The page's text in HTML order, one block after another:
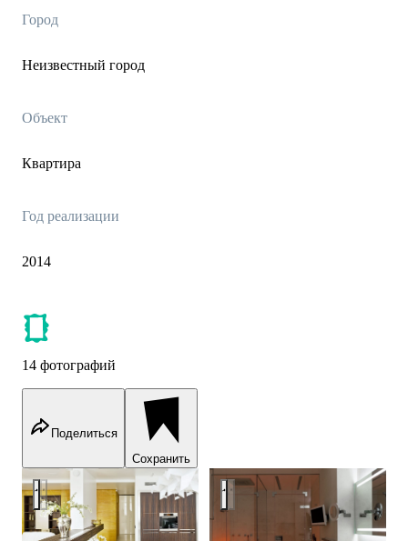
Город
Неизвестный город
Объект
Квартира
Год реализации
2014
14 фотографий
Поделиться
Сохранить
Квартира в Триумф палас 180 м2Квартира в Триумф палас